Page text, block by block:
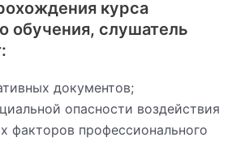
курса
обучения, слушатель
документов;
опасности воздействия
факторов профессионального